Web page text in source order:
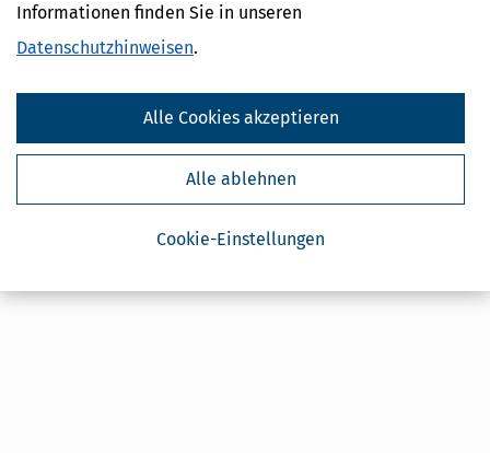
Informationen finden Sie in unseren
Datenschutzhinweisen.
Cookie-Einstellungen
Alle ablehnen
Alle Cookies akzeptieren
Steuertipps Selbstständige
Ja, ich möchte die kostenlosen Newsletter
habe ich gelesen.
Abbestellung des Newsletters widerrufen.